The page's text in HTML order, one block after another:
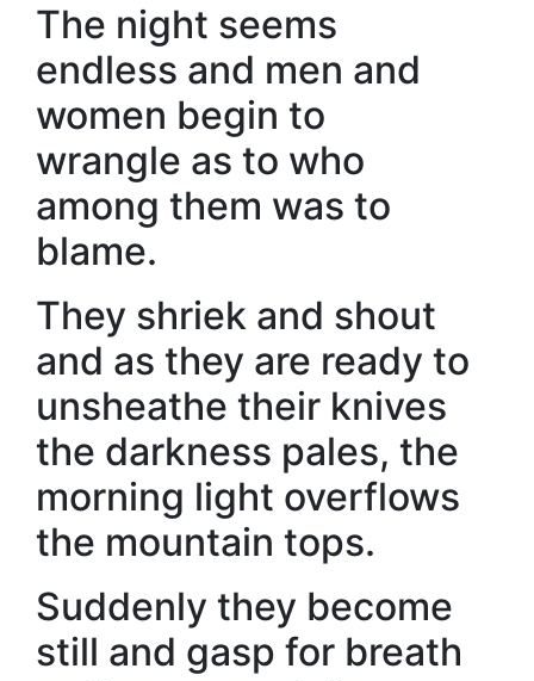
The night seems
endless and men and
women begin to
wrangle as to who
among them was to
blame.
They shriek and shout
and as they are ready to
unsheathe their knives
the darkness pales, the
morning light overflows
the mountain tops.
Suddenly they become
still and gasp for breath